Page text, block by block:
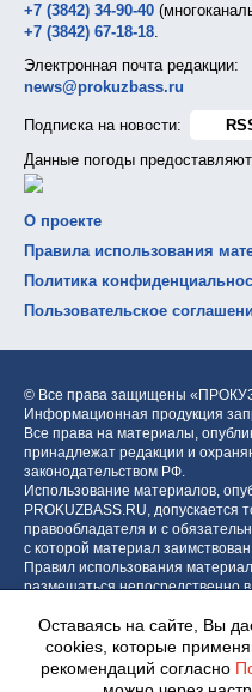
+7 (3842) 34-90-40
+7 (3842) 67-18-18.
Электронная почта редакции:
news@prokuzbass.ru
Подписка на новости:
Данные погоды
О проекте
Правила использования
Политика
Пользовательское
© Все права защищены
Информационная продукция
Все права на материалы,
принадлежат редакции и
законодательством РФ.
Использование материалов,
PROKUZBASS.RU, допускается
правообладателя и с
с которой материал
Правил использования
размещаться непосредственно
блока.
Оставаясь на сайте, Вы
cookies, которые
рекомендаций согласно